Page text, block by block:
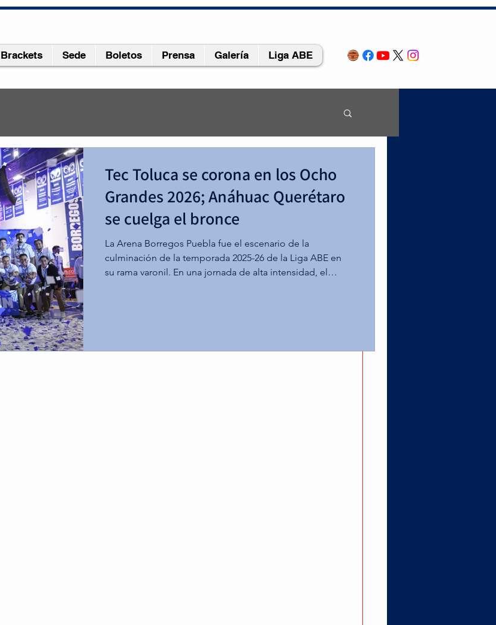
Brackets Sede Boletos Prensa Galería Liga ABE
el bicampeonato
Tec Toluca se corona en los Ocho
Grandes 2026; Anáhuac Querétaro
se cuelga el bronce
La Arena Borregos Puebla fue el escenario de la
culminación de la temporada 2025-26 de la Liga ABE en
su rama varonil. En una jornada de alta intensidad, el